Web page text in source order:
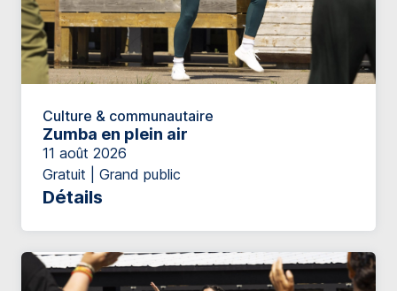
Culture & communautaire
Zumba en plein air
11 août 2026
Gratuit | Grand public
Détails